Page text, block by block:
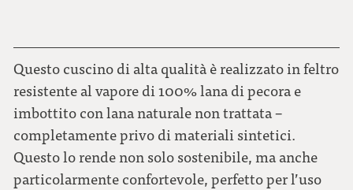
grigio chiaro
grigio scuro
Questo cuscino di alta qualità è realizzato in feltro
resistente al vapore di 100% lana di pecora e
imbottito con lana naturale non trattata –
completamente privo di materiali sintetici.
Questo lo rende non solo sostenibile, ma anche
particolarmente confortevole, perfetto per l’uso